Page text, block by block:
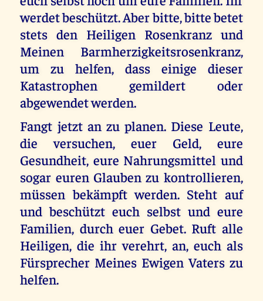
werdet beschützt. Aber bitte, bitte betet
stets den Heiligen Rosenkranz und
Meinen Barmherzigkeitsrosenkranz,
um zu helfen, dass einige dieser
Katastrophen gemildert oder
abgewendet werden.
Fangt jetzt an zu planen. Diese Leute,
die versuchen, euer Geld, eure
Gesundheit, eure Nahrungsmittel und
sogar euren Glauben zu kontrollieren,
müssen bekämpft werden. Steht auf
und beschützt euch selbst und eure
Familien, durch euer Gebet. Ruft alle
Heiligen, die ihr verehrt, an, euch als
Fürsprecher Meines Ewigen Vaters zu
helfen.